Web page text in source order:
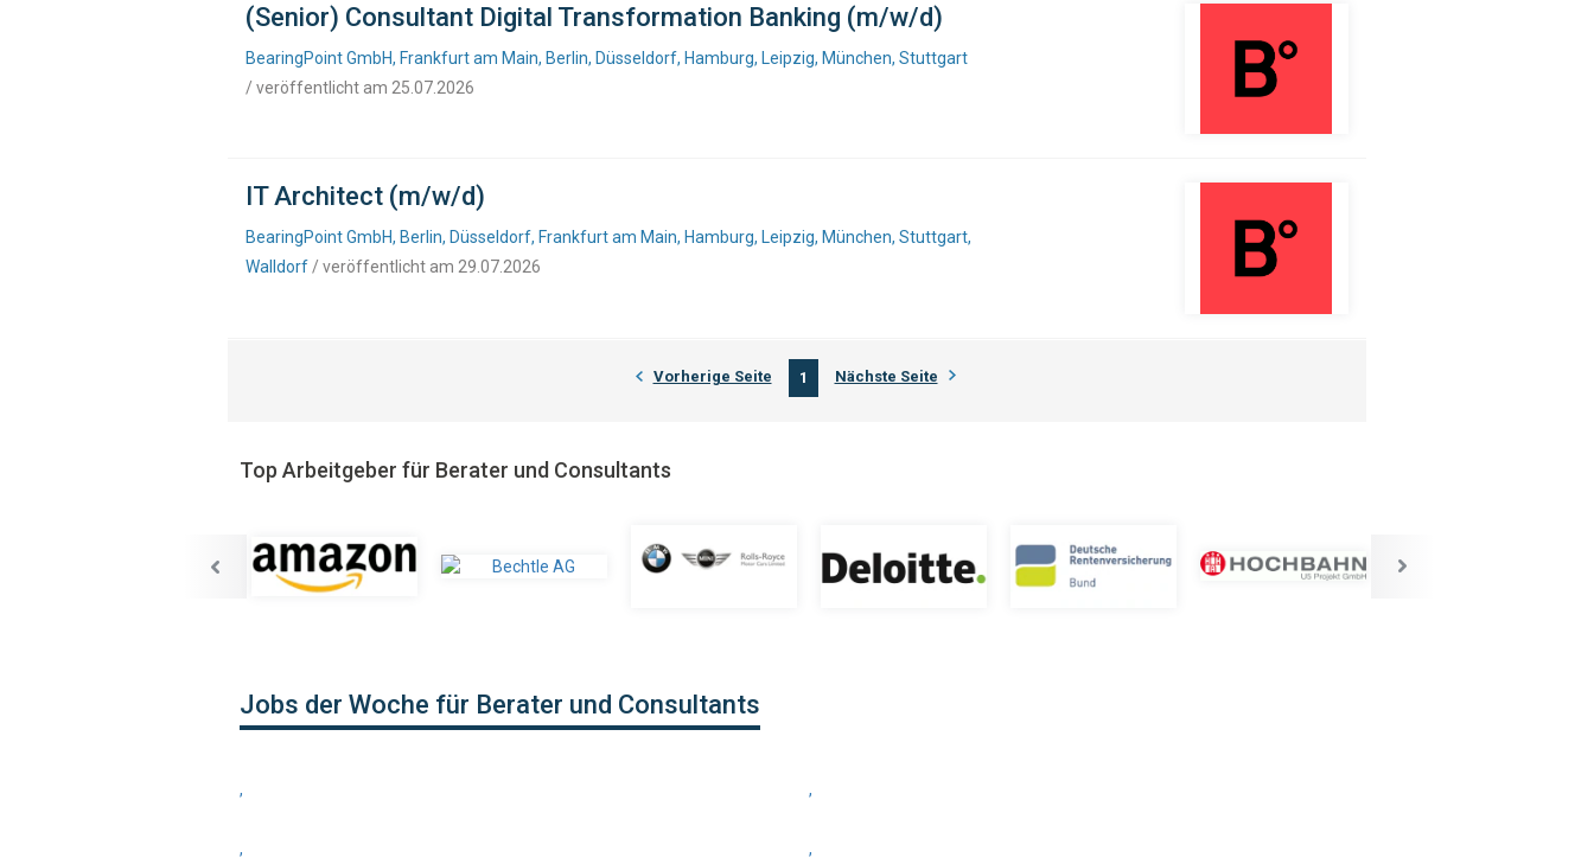
(Senior) Consultant Digital Transformation Banking (m/w/d)
BearingPoint GmbH, Frankfurt am Main, Berlin, Düsseldorf, Hamburg, Leipzig, München, Stuttgart
/ veröffentlicht am 25.07.2026
IT Architect (m/w/d)
BearingPoint GmbH, Berlin, Düsseldorf, Frankfurt am Main, Hamburg, Leipzig, München, Stuttgart,
Walldorf / veröffentlicht am 29.07.2026
Vorherige Seite 1 Nächste Seite
Top Arbeitgeber für Berater und Consultants
Jobs der Woche für Berater und Consultants
, ,
, ,